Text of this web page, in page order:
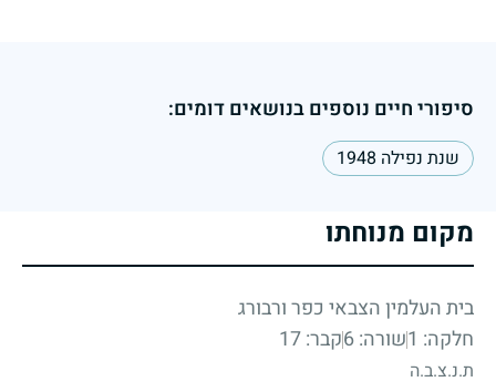
סיפורי חיים נוספים בנושאים דומים:
שנת נפילה 1948
מקום מנוחתו
בית העלמין הצבאי כפר ורבורג
חלקה: 1
שורה: 6 קבר: 17
ת.נ.צ.ב.ה